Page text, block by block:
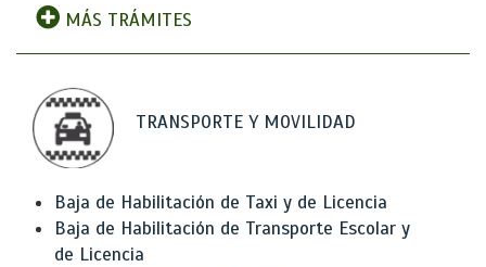
MÁS TRÁMITES
TRANSPORTE Y MOVILIDAD
Baja de Habilitación de Taxi y de Licencia
Baja de Habilitación de Transporte Escolar y
de Licencia